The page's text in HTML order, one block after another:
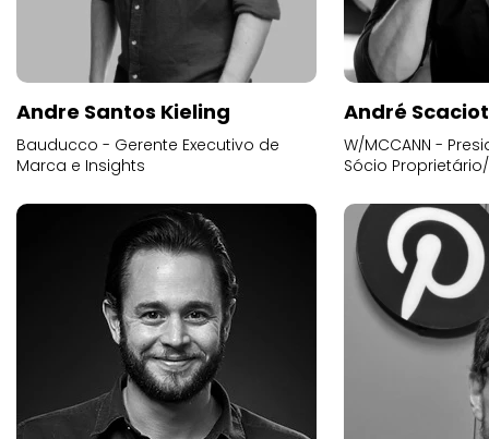
Andre Santos Kieling
Bauducco - Gerente Executivo de
Marca e Insights
André
W/MCCANN -
Sócio